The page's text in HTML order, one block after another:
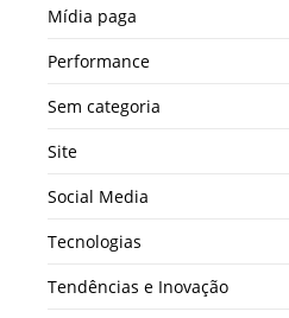
Mídia paga
Performance
Sem categoria
Site
Social Media
Tecnologias
Tendências e Inovação